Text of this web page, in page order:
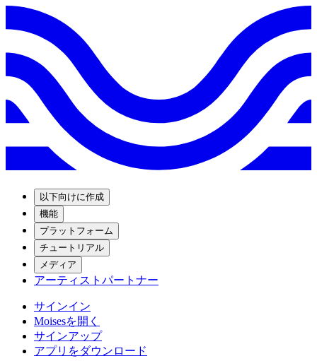
以下向けに作成
機能
プラットフォーム
チュートリアル
メディア
アーティストパートナー
サインイン
Moisesを開く
サインアップ
アプリをダウンロード